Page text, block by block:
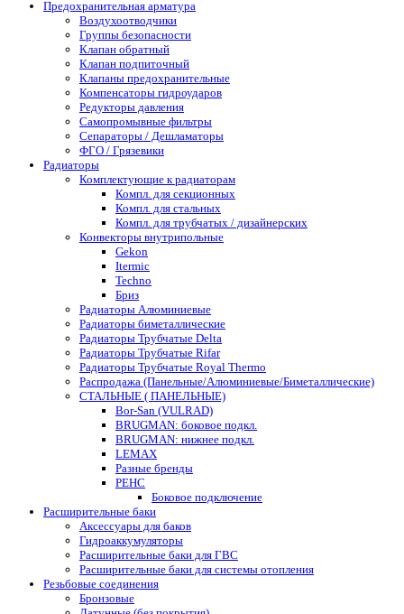
Предохранительная арматура
Воздухоотводчики
Группы безопасности
Клапан обратный
Клапан подпиточный
Клапаны предохранительные
Компенсаторы гидроударов
Редукторы давления
Самопромывные фильтры
Сепараторы / Дешламаторы
ФГО / Грязевики
Радиаторы
Комплектующие к радиаторам
Компл. для секционных
Компл. для стальных
Компл. для трубчатых / дизайнерских
Конвекторы внутрипольные
Gekon
Itermic
Techno
Бриз
Радиаторы Алюминиевые
Радиаторы биметаллические
Радиаторы Трубчатые Delta
Радиаторы Трубчатые Rifar
Радиаторы Трубчатые Royal Thermo
Распродажа (Панельные/Алюминиевые/Биметаллические)
СТАЛЬНЫЕ ( ПАНЕЛЬНЫЕ)
Bor-San (VULRAD)
BRUGMAN: боковое подкл.
BRUGMAN: нижнее подкл.
LEMAX
Разные бренды
РЕНС
Боковое подключение
Расширительные баки
Аксессуары для баков
Гидроаккумуляторы
Расширительные баки для ГВС
Расширительные баки для системы отопления
Резьбовые соединения
Бронзовые